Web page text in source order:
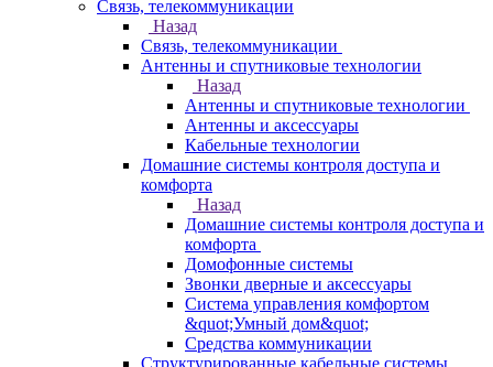
Связь, телекоммуникации
Назад
Связь, телекоммуникации
Антенны и спутниковые технологии
Назад
Антенны и спутниковые технологии
Антенны и аксессуары
Кабельные технологии
Домашние системы контроля доступа и
комфорта
Назад
Домашние системы контроля доступа и
комфорта
Домофонные системы
Звонки дверные и аксессуары
Система управления комфортом
&quot;Умный дом&quot;
Средства коммуникации
Структурированные кабельные системы